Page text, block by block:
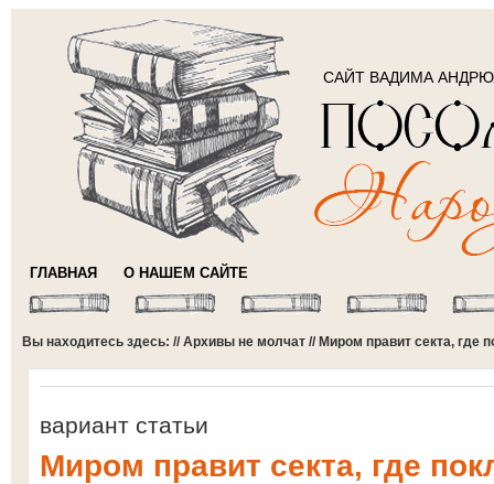
САЙТ ВАДИМА
ГЛАВНАЯ О НАШЕМ САЙТЕ
Вы находитесь здесь: //Архивы не молчат // Миром правит секта, где
вариант статьи
Миром правит секта, где